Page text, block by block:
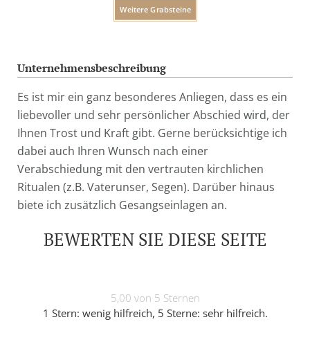
Weitere Grabsteine
Unternehmensbeschreibung
Es ist mir ein ganz besonderes Anliegen, dass es ein
liebevoller und sehr persönlicher Abschied wird, der
Ihnen Trost und Kraft gibt. Gerne berücksichtige ich
dabei auch Ihren Wunsch nach einer
Verabschiedung mit den vertrauten kirchlichen
Ritualen (z.B. Vaterunser, Segen). Darüber hinaus
biete ich zusätzlich Gesangseinlagen an.
BEWERTEN SIE DIESE SEITE
5,00 von 5 Sternen
1 Stern: wenig hilfreich, 5 Sterne: sehr hilfreich.